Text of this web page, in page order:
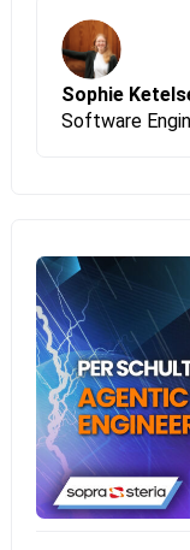
Sophie
Software